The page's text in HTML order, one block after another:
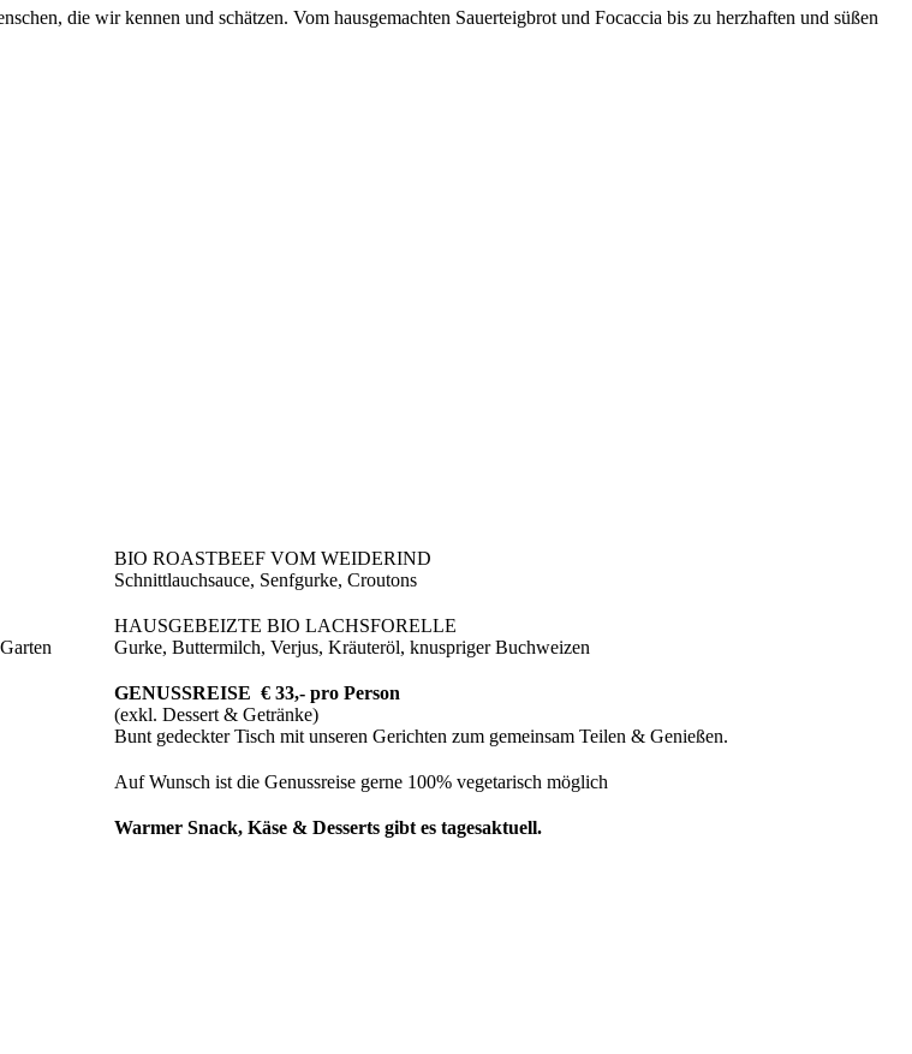
die wir kennen und schätzen. Vom hausgemachten Sauerteigbrot und Focaccia bis zu herzhaften und süßen
BIO ROASTBEEF VOM WEIDERIND
Schnittlauchsauce, Senfgurke, Croutons
HAUSGEBEIZTE BIO LACHSFORELLE
Gurke, Buttermilch, Verjus, Kräuteröl, knuspriger Buchweizen
GENUSSREISE € 33,- pro Person
(exkl. Dessert & Getränke)
Bunt gedeckter Tisch mit unseren Gerichten zum gemeinsam Teilen & Genießen.
Auf Wunsch ist die Genussreise gerne 100% vegetarisch möglich
Warmer Snack, Käse & Desserts gibt es tagesaktuell.